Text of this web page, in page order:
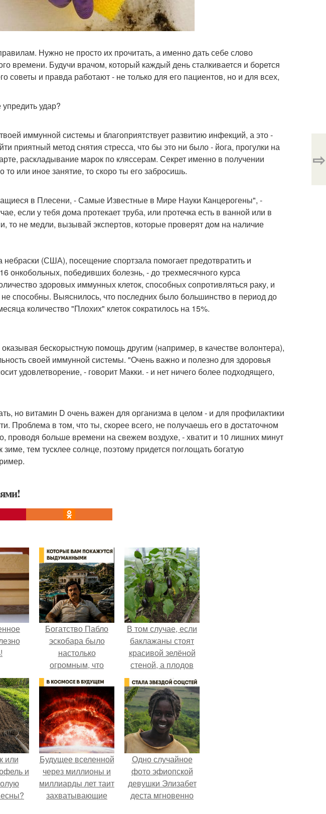
Нужно не просто их прочитать, а именно дать себе слово
времени. Будучи врачом, который каждый день сталкивается и борется
советы и правда работают - не только для его пациентов, но и для всех,
удар?
иммунной системы и благоприятствует развитию инфекций, а это -
приятный метод снятия стресса, что бы это ни было - йога, прогулки на
раскладывание марок по кляссерам. Секрет именно в получении
то или иное занятие, то скоро ты его забросишь.
в Плесени, - Самые Известные в Мире Науки Канцерогены", -
если у тебя дома протекает труба, или протечка есть в ванной или в
то не медли, вызывай экспертов, которые проверят дом на наличие
(США), посещение спортзала помогает предотвратить и
онкобольных, победивших болезнь, - до трехмесячного курса
здоровых иммунных клеток, способных сопротивляться раку, и
не способны. Выяснилось, что последних было большинство в период до
количество "Плохих" клеток сократилось на 15%.
оказывая бескорыстную помощь другим (например, в качестве волонтера),
своей иммунной системы. "Очень важно и полезно для здоровья
удовлетворение, - говорит Макки. - и нет ничего более подходящего,
но витамин D очень важен для организма в целом - и для профилактики
Проблема в том, что ты, скорее всего, не получаешь его в достаточном
проводя больше времени на свежем воздухе, - хватит и 10 лишних минут
тем тусклее солнце, поэтому придется поглощать богатую
⇨
Богатство Пабло
эскобара было
настолько
огромным, что
многие истории о
нём звучат как
вымысел.
В том случае, если
баклажаны стоят
красивой зелёной
стеной, а плодов
почти не видно -
радоваться тут
нечему.
или
и
Будущее вселенной
через миллионы и
миллиарды лет таит
захватывающие
Одно случайное
фото эфиопской
девушки Элизабет
деста мгновенно